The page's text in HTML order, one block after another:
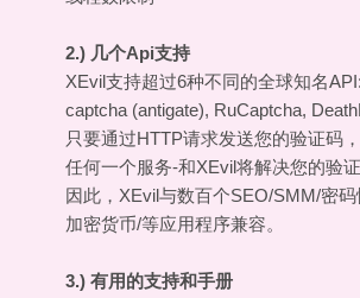
2.) 几个Api支持
XEvil支持超过6种不同的全球知名
captcha (antigate), RuCaptcha,
只要通过HTTP请求发送您的验证码
任何一个服务-和XEvil将解决您的验证
因此，XEvil与数百个SEO/SMM/密
加密货币/等应用程序兼容。
3.) 有用的支持和手册